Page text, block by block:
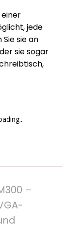
jede
sie an
sie sogar
–